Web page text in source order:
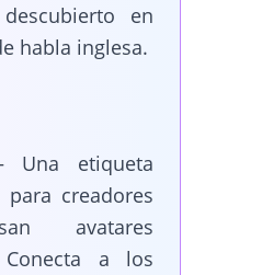
en
habla inglesa.
etiqueta
para creadores
avatares
Conecta a los